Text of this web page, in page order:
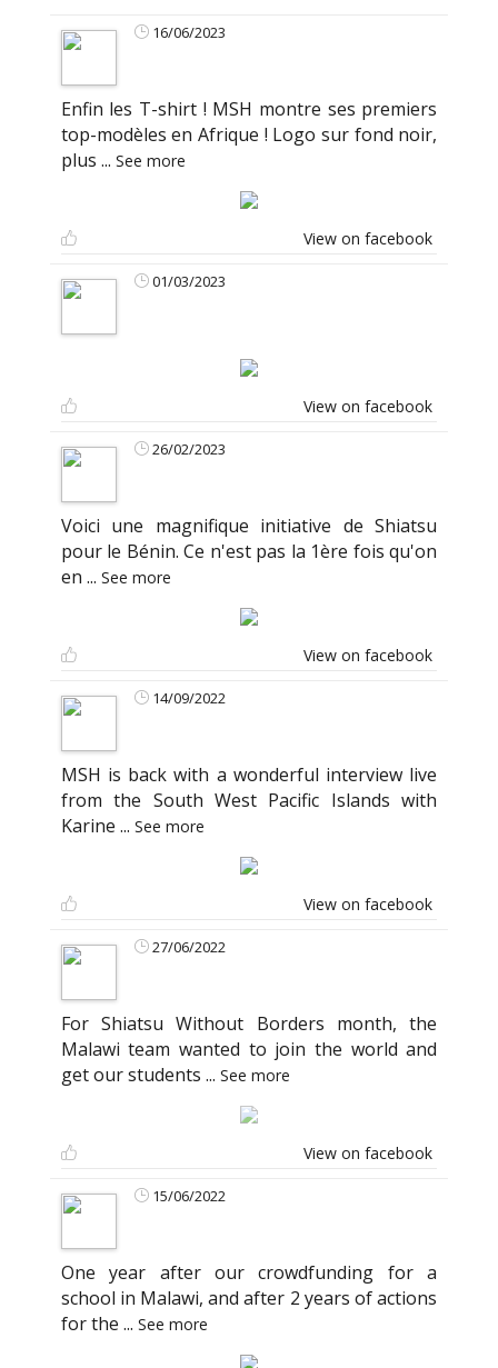
16/06/2023
Enfin les T-shirt ! MSH montre ses premiers
top-modèles en Afrique ! Logo sur fond noir,
plus ... See more
View on facebook
01/03/2023
View on facebook
26/02/2023
Voici une magnifique initiative de Shiatsu
pour le Bénin. Ce n'est pas la 1ère fois qu'on
en ... See more
View on facebook
14/09/2022
MSH is back with a wonderful interview live
from the South West Pacific Islands with
Karine ... See more
View on facebook
27/06/2022
For Shiatsu Without Borders month, the
Malawi team wanted to join the world and
get our students ... See more
View on facebook
15/06/2022
One year after our crowdfunding for a
school in Malawi, and after 2 years of actions
for the ... See more